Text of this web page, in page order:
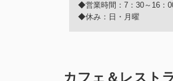
◆営業時間：7：30～16：
◆休み：日・月曜
カフェ＆レスト